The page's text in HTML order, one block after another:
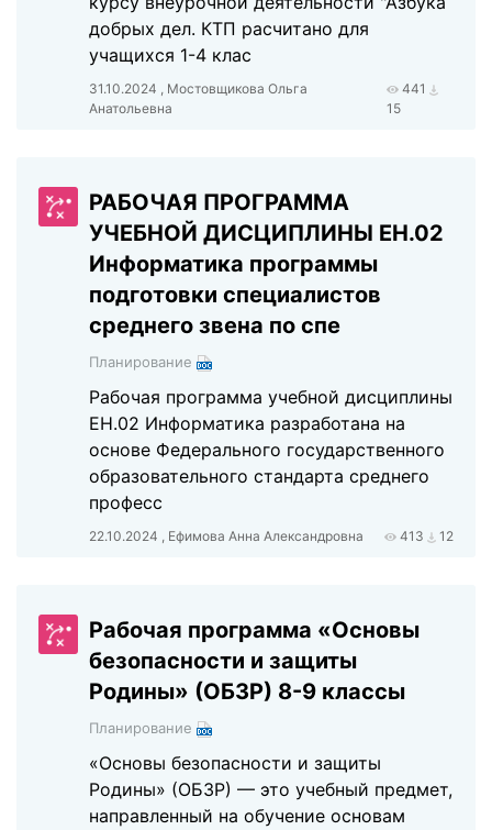
добрых дел. КТП расчитано для
учащихся 1-4 клас
31.10.2024 , Мостовщикова Ольга
Анатольевна
441
15
РАБОЧАЯ ПРОГРАММА
УЧЕБНОЙ ДИСЦИПЛИНЫ ЕН.02
Информатика программы
подготовки специалистов
среднего звена по спе
Планирование
Рабочая программа учебной дисциплины
ЕН.02 Информатика разработана на
основе Федерального государственного
образовательного стандарта среднего
професс
22.10.2024 , Ефимова Анна Александровна 413 12
Рабочая программа «Основы
безопасности и защиты
Родины» (ОБЗР) 8-9 классы
Планирование
«Основы безопасности и защиты
Родины» (ОБЗР) — это учебный предмет,
направленный на обучение основам